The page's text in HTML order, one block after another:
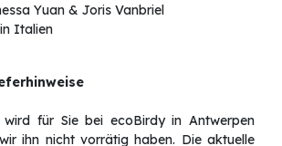
Yuan & Joris Vanbriel
Italien
wird für Sie bei ecoBirdy in Antwerpen
ihn nicht vorrätig haben. Die aktuelle